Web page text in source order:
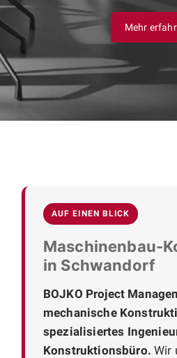
Mehr
AUF EINEN BLICK
Maschinenbau-
in Schwandorf
BOJKO Project
mechanische
spezialisiertes
Konstruktionsbüro. Wir